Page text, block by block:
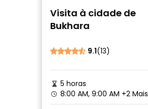
Visita à cidade de
Bukhara
9.1(13)
5 horas
8:00 AM, 9:00 AM +2 Mais